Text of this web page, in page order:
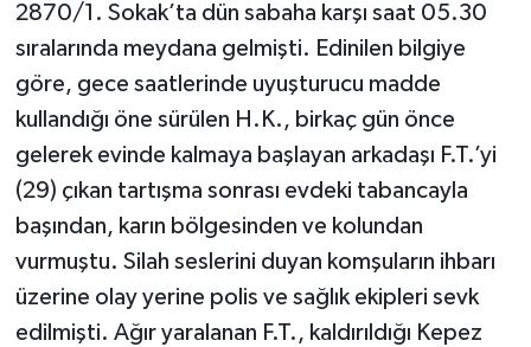
2870/1. Sokak’ta dün sabaha karşı saat 05.30
sıralarında meydana gelmişti. Edinilen bilgiye
göre, gece saatlerinde uyuşturucu madde
kullandığı öne sürülen H.K., birkaç gün önce
gelerek evinde kalmaya başlayan arkadaşı F.T.’yi
(29) çıkan tartışma sonrası evdeki tabancayla
başından, karın bölgesinden ve kolundan
vurmuştu. Silah seslerini duyan komşuların ihbarı
üzerine olay yerine polis ve sağlık ekipleri sevk
edilmişti. Ağır yaralanan F.T., kaldırıldığı Kepez